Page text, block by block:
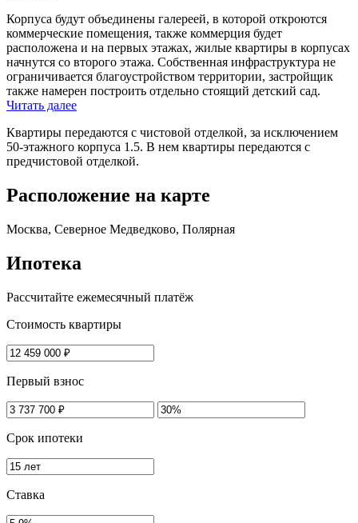
Корпуса будут объединены галереей, в которой откроются
коммерческие помещения, также коммерция будет
расположена и на первых этажах, жилые квартиры в корпусах
начнутся со второго этажа. Собственная инфраструктура не
ограничивается благоустройством территории, застройщик
также намерен построить отдельно стоящий детский сад.
Читать далее
Квартиры передаются с чистовой отделкой, за исключением
50-этажного корпуса 1.5. В нем квартиры передаются с
предчистовой отделкой.
Расположение на карте
Москва, Северное Медведково, Полярная
Ипотека
Рассчитайте ежемесячный платёж
Стоимость квартиры
Первый взнос
Срок ипотеки
Ставка